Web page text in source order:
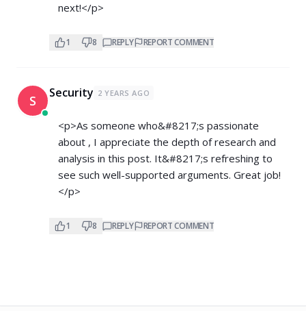
next!</p>
1 8 REPLY REPORT COMMENT
S Security 2 YEARS AGO
<p>As someone who&#8217;s passionate
about , I appreciate the depth of research and
analysis in this post. It&#8217;s refreshing to
see such well-supported arguments. Great job!
</p>
1 8 REPLY REPORT COMMENT